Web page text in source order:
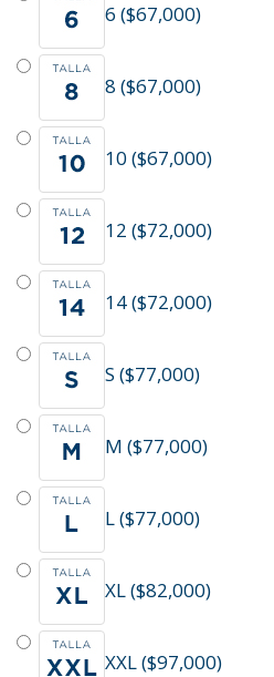
6 ($67,000)
8 ($67,000)
10 ($67,000)
12 ($72,000)
14 ($72,000)
S ($77,000)
M ($77,000)
L ($77,000)
XL ($82,000)
XXL ($97,000)